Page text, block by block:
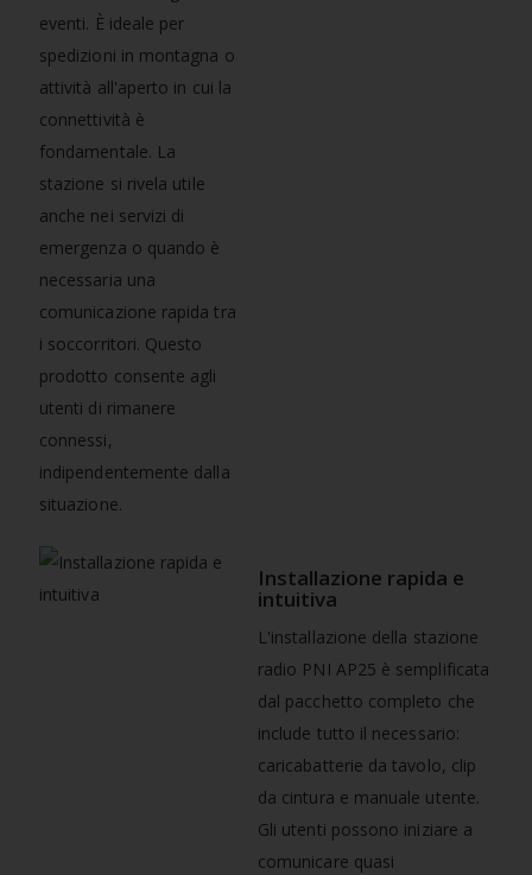
eventi. È ideale per
spedizioni in montagna o
attività all'aperto in cui la
connettività è
fondamentale. La
stazione si rivela utile
anche nei servizi di
emergenza o quando è
necessaria una
comunicazione rapida tra
i soccorritori. Questo
prodotto consente agli
utenti di rimanere
connessi,
indipendentemente dalla
situazione.
Installazione rapida e
intuitiva
L'installazione della stazione
radio PNI AP25 è semplificata
dal pacchetto completo che
include tutto il necessario:
caricabatterie da tavolo, clip
da cintura e manuale utente.
Gli utenti possono iniziare a
comunicare quasi